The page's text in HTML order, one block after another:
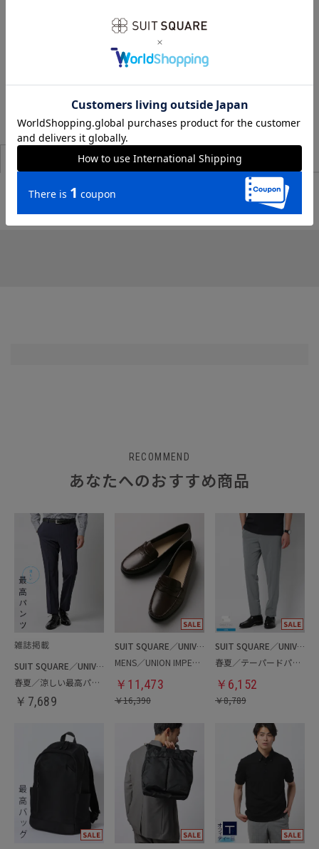
商品説明・サイズ 商品詳細 レビュー
RECOMMEND
あなたへのおすすめ商品
SUIT SQUARE／UNIVERSAL LANGUAGE
春夏／涼しい最高パンツ
￥ 7,689
SUIT SQUARE／UNIVERSAL LANGUAGE
MENS／UNION IMPERIAL監修／コインローファー
￥ 11,473
￥16,390
SUIT SQUARE／UNIVERSAL LANGUAGE
春夏／テーパードパンツ
￥ 6,152
￥8,789